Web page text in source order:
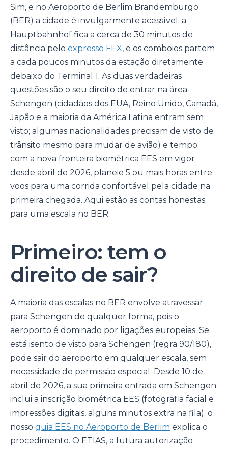
Sim, e no Aeroporto de Berlim Brandemburgo
(BER) a cidade é invulgarmente acessível: a
Hauptbahnhof fica a cerca de 30 minutos de
distância pelo expresso FEX, e os comboios partem
a cada poucos minutos da estação diretamente
debaixo do Terminal 1. As duas verdadeiras
questões são o seu direito de entrar na área
Schengen (cidadãos dos EUA, Reino Unido, Canadá,
Japão e a maioria da América Latina entram sem
visto; algumas nacionalidades precisam de visto de
trânsito mesmo para mudar de avião) e tempo:
com a nova fronteira biométrica EES em vigor
desde abril de 2026, planeie 5 ou mais horas entre
voos para uma corrida confortável pela cidade na
primeira chegada. Aqui estão as contas honestas
para uma escala no BER.
Primeiro: tem o
direito de sair?
A maioria das escalas no BER envolve atravessar
para Schengen de qualquer forma, pois o
aeroporto é dominado por ligações europeias. Se
está isento de visto para Schengen (regra 90/180),
pode sair do aeroporto em qualquer escala, sem
necessidade de permissão especial. Desde 10 de
abril de 2026, a sua primeira entrada em Schengen
inclui a inscrição biométrica EES (fotografia facial e
impressões digitais, alguns minutos extra na fila); o
nosso guia EES no Aeroporto de Berlim explica o
procedimento. O ETIAS, a futura autorização